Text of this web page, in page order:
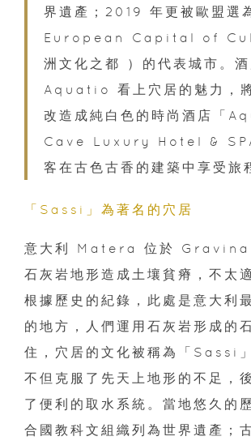
界遺產；2019 年更被歐盟選
European Capital of
洲文化之都 ）的代表城市。
Aquatio 看上穴居的魅力，
改造成純白色的時尚酒店「
Cave Luxury Hotel & SPA
客在古色古香的建築中享受旅
「Sassi」為著名的穴居
意大利 Matera 位於 Gravina
石灰岩地形造成土壤貧瘠，不太
根據歷史的紀錄，此處是意大利
的地方，人們運用石灰岩形成的
住，穴居的文化被稱為「Sassi
不但克服了先天上地形的不足，
了便利的取水系統。當地悠久的
合國教科文組織列為世界遺產；